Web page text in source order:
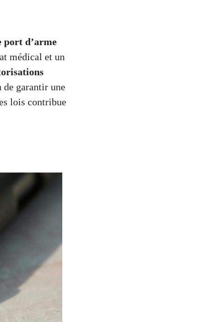
port d’arme
médical et un
de garantir une
lois contribue